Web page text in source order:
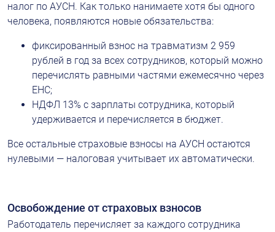
налог по АУСН. Как только нанимаете хотя бы одного
человека, появляются новые обязательства:
фиксированный взнос на травматизм 2 959
рублей в год за всех сотрудников, который можно
перечислять равными частями ежемесячно через
ЕНС;
НДФЛ 13% с зарплаты сотрудника, который
удерживается и перечисляется в бюджет.
Все остальные страховые взносы на АУСН остаются
нулевыми — налоговая учитывает их автоматически.
Освобождение от страховых взносов
Работодатель перечисляет за каждого сотрудника